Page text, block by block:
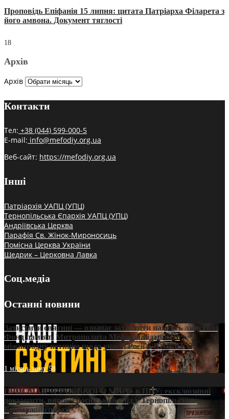
Проповідь Епіфанія 15 липня: цитата Патріарха Філарета з
його амвона. Документ тяглості
18
Архів
Архів
Контакти
Тел: +38 (044) 599-000-5
E-mail: info@mefodiy.org.ua
Веб-сайт: https://mefodiy.org.ua
Інші
Патріархія УАПЦ (УПЦ)
Тернопільська Єпархія УАПЦ (УПЦ)
Андріївська Церква
Парафія Св. Жінок-Мироносиць
Помісна Церква України
Щедрик – Церковна Лавка
Соц.медіа
Останні новини
Захистити святині — означає захистити пам’ять людства:
Фонд пам’яті Митрополита Мефодія підтримує
міжнародну петицію щодо участі Росії в ЮНЕСКО
1 місяць тому58
ПРИСМАК «РУССЬКОГО МІРА» в ПЦУ: ексклюзивні
документи, вирок і російський слід у Тернопільсько-
Бучацькій єпархії